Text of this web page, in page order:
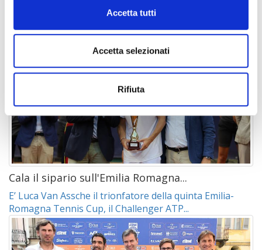
Accetta tutti
Accetta selezionati
Rifiuta
anno consecutivo, Rimini ha ospitato il...
Cala il sipario sull'Emilia Romagna...
E’ Luca Van Assche il trionfatore della quinta Emilia-
Romagna Tennis Cup, il Challenger ATP...